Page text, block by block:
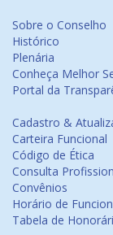
Sobre o Conselho
Histórico
Plenária
Conheça Melhor
Portal da
Cadastro &
Carteira Funcional
Código de Ética
Consulta
Convênios
Horário de
Tabela de